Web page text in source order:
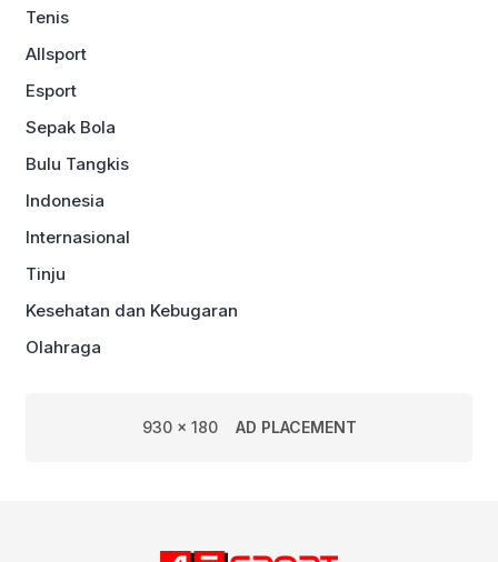
Tenis
Allsport
Esport
Sepak Bola
Bulu Tangkis
Indonesia
Internasional
Tinju
Kesehatan dan Kebugaran
Olahraga
930 x 180 AD PLACEMENT